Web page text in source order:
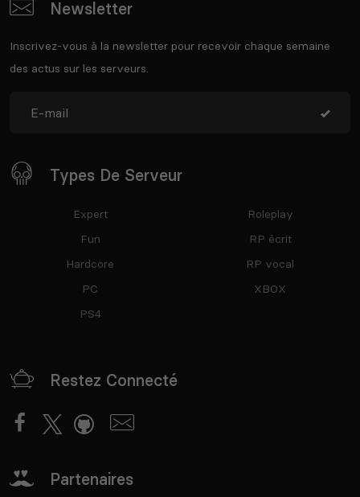
Newsletter
Inscrivez-vous à la newsletter pour recevoir chaque semaine
des actus sur les serveurs.
Types De Serveur
Expert
Fun
Hardcore
PC
PS4
Roleplay
RP écrit
RP vocal
XBOX
Restez Connecté
Partenaires